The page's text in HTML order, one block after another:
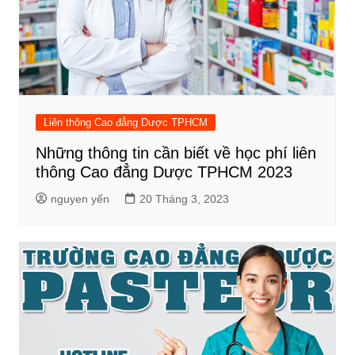
Liên thông Cao đẳng Dược TPHCM
Những thông tin cần biết về học phí liên
thông Cao đẳng Dược TPHCM 2023
nguyen yến 20 Tháng 3, 2023